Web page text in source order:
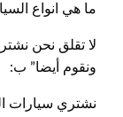
ما هي انواع
لا تقلق نحن
ونقوم أيضا” ب:
نشتري سيارات